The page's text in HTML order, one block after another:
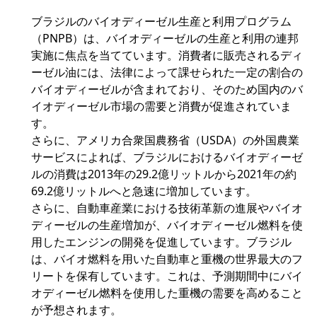
ブラジルのバイオディーゼル生産と利用プログラム
（PNPB）は、バイオディーゼルの生産と利用の連邦
実施に焦点を当てています。消費者に販売されるディ
ーゼル油には、法律によって課せられた一定の割合の
バイオディーゼルが含まれており、そのため国内のバ
イオディーゼル市場の需要と消費が促進されていま
す。
さらに、アメリカ合衆国農務省（USDA）の外国農業
サービスによれば、ブラジルにおけるバイオディーゼ
ルの消費は2013年の29.2億リットルから2021年の約
69.2億リットルへと急速に増加しています。
さらに、自動車産業における技術革新の進展やバイオ
ディーゼルの生産増加が、バイオディーゼル燃料を使
用したエンジンの開発を促進しています。ブラジル
は、バイオ燃料を用いた自動車と重機の世界最大のフ
リートを保有しています。これは、予測期間中にバイ
オディーゼル燃料を使用した重機の需要を高めること
が予想されます。